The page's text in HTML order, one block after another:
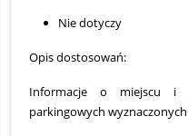
Nie dotyczy
Opis dostosowań:
Informacje o miejscu i
parkingowych